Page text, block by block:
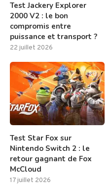
Test Jackery Explorer
2000 V2 : le bon
compromis entre
puissance et transport ?
22 juillet 2026
8.0
Test Star Fox sur
Nintendo Switch 2 : le
retour gagnant de Fox
McCloud
17 juillet 2026